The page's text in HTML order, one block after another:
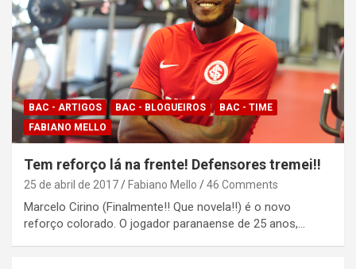
BAC - ARTIGOS BAC - BLOGUEIROS
BAC - TIME
FABIANO MELLO
Tem reforço lá na frente! Defensores tremei!!
25 de abril de 2017 Fabiano Mello 46 Comments
Marcelo Cirino (Finalmente!! Que novela!!) é o novo
reforço colorado. O jogador paranaense de 25 anos,…